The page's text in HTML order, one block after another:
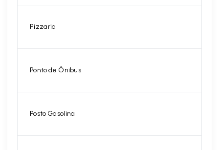
Pizzaria
Ponto de Ônibus
Posto Gasolina